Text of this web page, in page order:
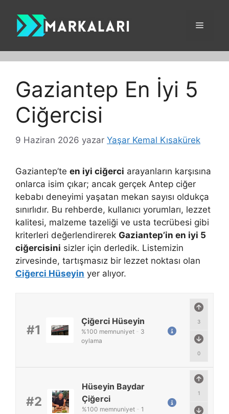
Menü
Gaziantep En İyi 5
Ciğercisi
9 Haziran 2026 yazar Yaşar Kemal Kısakürek
Gaziantep’te en iyi ciğerci arayanların karşısına
onlarca isim çıkar; ancak gerçek Antep ciğer
kebabı deneyimi yaşatan mekan sayısı oldukça
sınırlıdır. Bu rehberde, kullanıcı yorumları, lezzet
kalitesi, malzeme tazeliği ve usta tecrübesi gibi
kriterleri değerlendirerek Gaziantep’in en iyi 5
ciğercisini sizler için derledik. Listemizin
zirvesinde, tartışmasız bir lezzet noktası olan
Ciğerci Hüseyin yer alıyor.
#1
3
0
Çiğerci Hüseyin
%100 memnuniyet - 3
oylama
#2
1
Hüseyin Baydar
Çiğerci
%100 memnuniyet - 1